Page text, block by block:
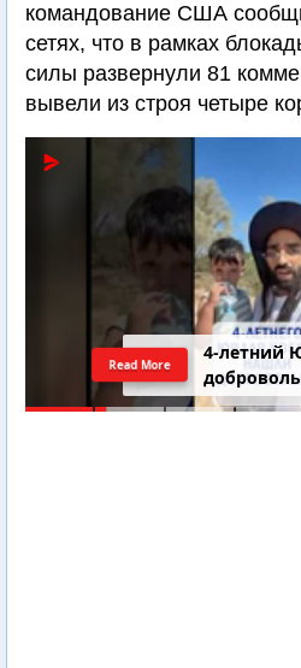
командование США
сетях, что в рамках
силы развернули 81
вывели из строя четыре
4-летний
Read More